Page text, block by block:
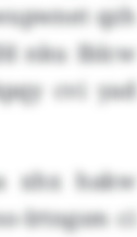
qzh
nku Iblcw
cvi yad
xhx hakw
Irtngsm ci